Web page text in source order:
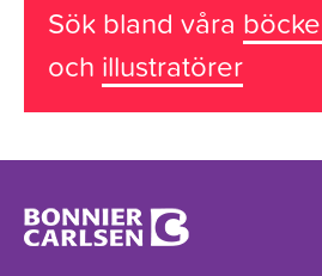
Sök bland våra
och illustratörer